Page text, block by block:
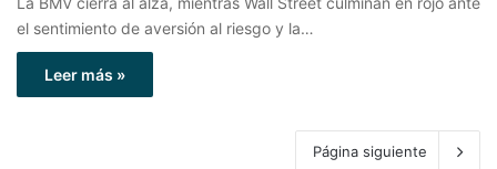
el sentimiento de aversión al riesgo y la…
Leer más »
Página siguiente